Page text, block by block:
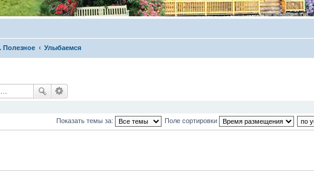
Полезное Улыбаемся
Показать темы за: Поле сортировки